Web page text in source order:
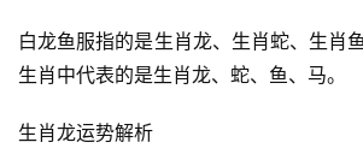
白龙鱼服指的是生肖龙、生肖蛇、生肖
生肖中代表的是生肖龙、蛇、鱼、马。
生肖龙运势解析